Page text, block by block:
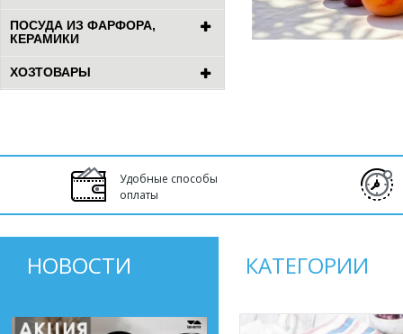
ПОСУДА ИЗ ФАРФОРА,
КЕРАМИКИ
ХОЗТОВАРЫ
Удобные способы
оплаты
НОВОСТИ КАТЕГОРИИ